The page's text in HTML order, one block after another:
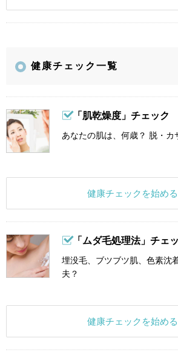
健康チェック一覧
「肌乾燥度」チェック
あなたの肌は、何歳？ 脱・カ
健康チェックを始める
「ムダ毛処理法」チェ
埋没毛、ブツブツ肌、色素沈
夫？
健康チェックを始める